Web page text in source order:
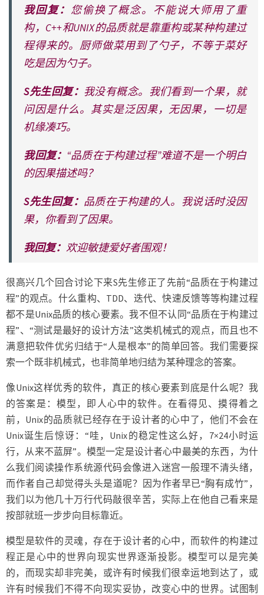
我回复： 您偷换了概念。不能说大师用了重
构，C++和UNIX的品质就是靠重构或某种构建过
程得来的。厨师做菜用到了勺子，不等于菜好
吃是因为勺子。
S先生回复： 我没有概念。我们看到一个果，就
问因是什么。其实是泛因果，无因果，一切是
机缘凑巧。
我回复： “品质在于构建过程”难道不是一个明白
的因果描述吗？
S先生回复： 品质在于构建的人。我说话时没因
果，你看到了因果。
我回复：欢迎敏捷爱好者围观！
很高兴几个回合讨论下来S先生修正了先前“品质在于构建过
程”的观点。什么重构、TDD、迭代、快速反馈等等构建过程
都不是Unix品质的核心要素。我不但不认同“品质在于构建过
程”、“测试是最好的设计方法”这类机械式的观点，而且也不
满意把软件优劣归结于“人是根本”的简单回答。我们需要探
索一个既非机械式，也非简单地归结为某种理念的答案。
像Unix这样优秀的软件，真正的核心要素到底是什么呢？我
的答案是：模型，即人心中的软件。在看得见、摸得着之
前，Unix的品质就已经存在于设计者的心中了，他们不会在
Unix诞生后惊讶：“哇，Unix的稳定性这么好，7×24小时运
行，从来不蓝屏”。模型一定是设计者心中最美的东西，为什
么我们阅读操作系统源代码会像进入迷宫一般理不清头绪，
而作者自己却觉得头头是道呢？因为作者早已“胸有成竹”，
我们以为他几十万行代码敲很辛苦，实际上在他自己看来是
按部就班一步步向目标靠近。
模型是软件的灵魂，存在于设计者的心中，而软件的构建过
程正是心中的世界向现实世界逐渐投影。模型可以是完美
的，而现实却非完美，或许有时候我们很幸运地到达了，或
许有时候我们不得不向现实妥协，改变心中的世界。试图制